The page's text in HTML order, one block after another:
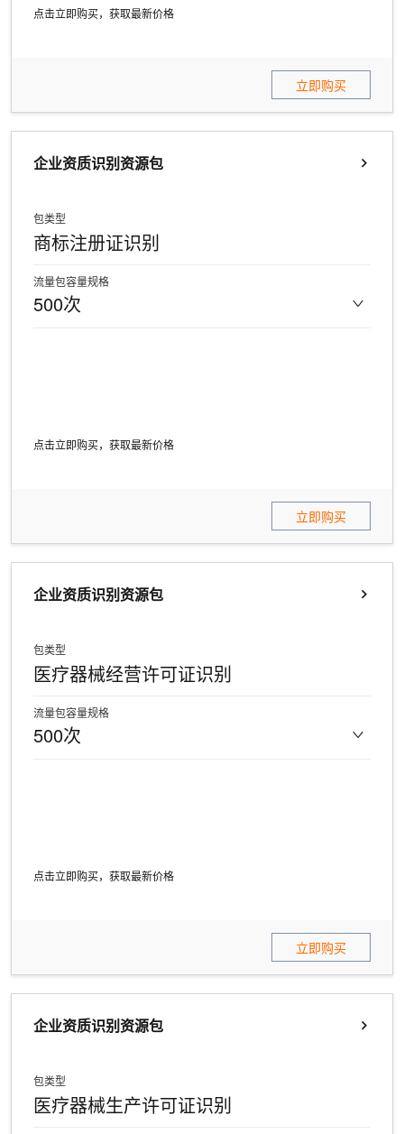
点击立即购买，获取最新价格
立即购买
企业资质识别资源包
包类型
商标注册证识别
流量包容量规格
500次
点击立即购买，获取最新价格
立即购买
企业资质识别资源包
包类型
医疗器械经营许可证识别
流量包容量规格
500次
点击立即购买，获取最新价格
立即购买
企业资质识别资源包
包类型
医疗器械生产许可证识别